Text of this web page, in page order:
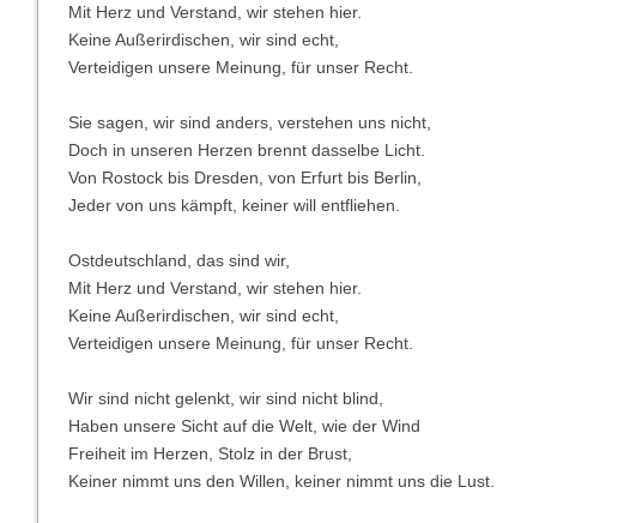
Blind Guardian
Mit Herz und Verstand, wir stehen hier.
Keine Außerirdischen, wir sind echt,
Verteidigen unsere Meinung, für unser Recht.
Sie sagen, wir sind anders, verstehen uns nicht,
Doch in unseren Herzen brennt dasselbe Licht.
Von Rostock bis Dresden, von Erfurt bis Berlin,
Jeder von uns kämpft, keiner will entfliehen.
Ostdeutschland, das sind wir,
Mit Herz und Verstand, wir stehen hier.
Keine Außerirdischen, wir sind echt,
Verteidigen unsere Meinung, für unser Recht.
Wir sind nicht gelenkt, wir sind nicht blind,
Haben unsere Sicht auf die Welt, wie der Wind
Freiheit im Herzen, Stolz in der Brust,
Keiner nimmt uns den Willen, keiner nimmt uns die Lust.